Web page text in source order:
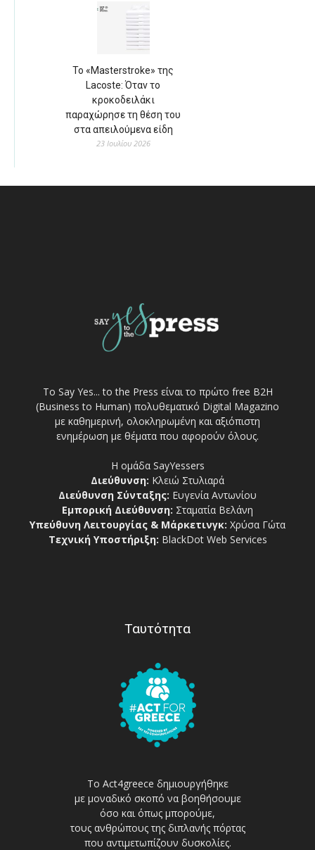
Το «Masterstroke» της
Lacoste: Όταν το
κροκοδειλάκι
παραχώρησε τη θέση του
στα απειλούμενα είδη
23 Ιουλίου 2026
Το Say Yes... to the Press είναι το πρώτο free Β2Η
(Business to Human) πολυθεματικό Digital Magazino
με καθημερινή, ολοκληρωμένη και αξιόπιστη
ενημέρωση με θέματα που αφορούν όλους.
Η ομάδα SayYessers
Διεύθυνση: Κλειώ Στυλιαρά
Διεύθυνση Σύνταξης: Ευγενία Αντωνίου
Εμπορική Διεύθυνση: Σταματία Βελάνη
Υπεύθυνη Λειτουργίας & Μάρκετινγκ: Χρύσα Γώτα
Τεχνική Υποστήριξη: BlackDot Web Services
Ταυτότητα
Το Act4greece δημιουργήθηκε
με μοναδικό σκοπό να βοηθήσουμε
όσο και όπως μπορούμε,
τους ανθρώπους της διπλανής πόρτας
που αντιμετωπίζουν δυσκολίες.